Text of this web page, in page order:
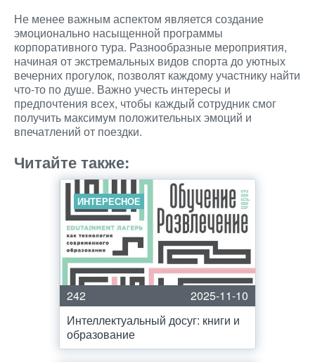
Не менее важным аспектом является создание
эмоционально насыщенной программы
корпоративного тура. Разнообразные мероприятия,
начиная от экстремальных видов спорта до уютных
вечерних прогулок, позволят каждому участнику найти
что-то по душе. Важно учесть интересы и
предпочтения всех, чтобы каждый сотрудник смог
получить максимум положительных эмоций и
впечатлений от поездки.
Читайте также:
ИНТЕРЕСНОЕ
242
2025-11-10
Интеллектуальный досуг: книги и
образование